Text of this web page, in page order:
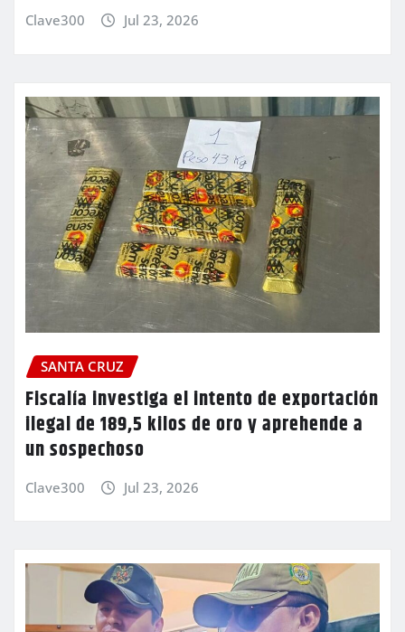
Clave300 Jul 23, 2026
SANTA CRUZ
Fiscalía investiga el intento de exportación
ilegal de 189,5 kilos de oro y aprehende a
un sospechoso
Clave300 Jul 23, 2026